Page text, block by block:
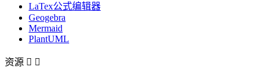
LaTex公式编辑器
Geogebra
Mermaid
PlantUML
资源  